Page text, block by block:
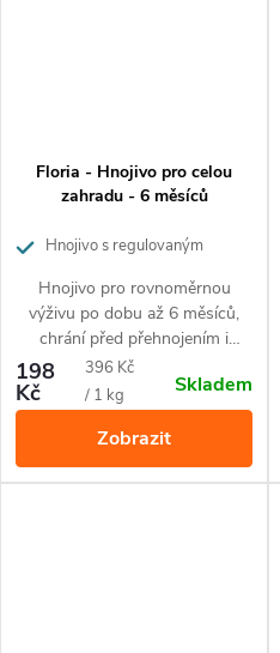
Floria - Hnojivo pro celou
zahradu - 6 měsíců
Hnojivo s regulovaným
Hnojivo pro rovnoměrnou
výživu po dobu až 6 měsíců,
chrání před přehnojením i
nedostatkem živin. Ideální pro
všechny rostliny na terase,
balkóně i v zahradě
198
Kč
Měrná
cena:
396 Kč
/ 1 kg
Skladem
Zobrazit